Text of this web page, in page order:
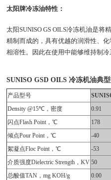
太阳牌冷冻油特性：
太阳SUNISO GS OILS冷冻机油是
精制而成的，具有优越的润滑性、
相溶性。因此在使用中能够维持制冷
SUNISO GSD OILS 冷冻机油典
产品型号
Density @15℃，密度
0.91
闪点Flash Point，℃
178
倾点Pour Point，℃
-40
絮凝点Floc Point，℃
-53
介质强度Dielectric Strength，KV 50
总酸值TAN，mg KOH/g
0.00